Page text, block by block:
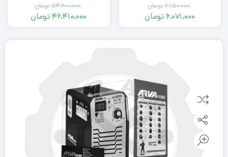
7,150,000تومان
6,071,000 تومان
54,600,000تومان
46,410,000 تومان